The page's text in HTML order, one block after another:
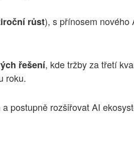
růst), s přínosem nového
řešení, kde tržby za třetí
roku.
postupně rozšiřovat AI